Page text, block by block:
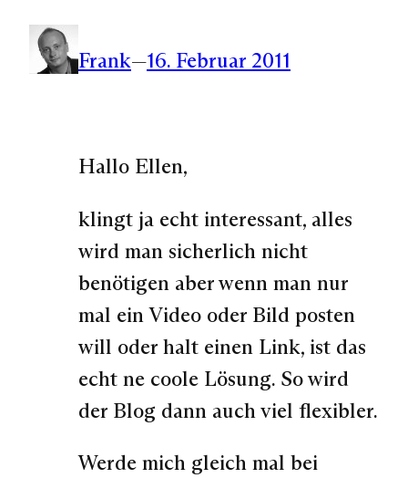
Frank—16. Februar 2011
Hallo Ellen,
klingt ja echt interessant, alles
wird man sicherlich nicht
benötigen aber wenn man nur
mal ein Video oder Bild posten
will oder halt einen Link, ist das
echt ne coole Lösung. So wird
der Blog dann auch viel flexibler.
Werde mich gleich mal bei